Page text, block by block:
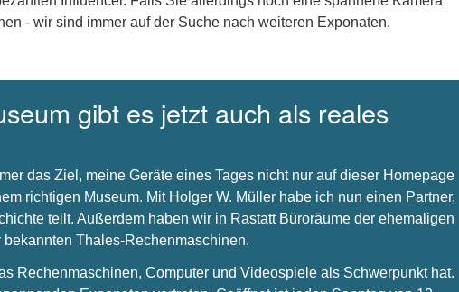
- wir sind immer auf der Suche nach weiteren Exponaten.
gibt es jetzt auch als reales
das Ziel, meine Geräte eines Tages nicht nur auf dieser Homepage
richtigen Museum. Mit Holger W. Müller habe ich nun einen Partner,
teilt. Außerdem haben wir in Rastatt Büroräume der ehemaligen
Thales-Rechenmaschinen.
Rechenmaschinen, Computer und Videospiele als Schwerpunkt hat.